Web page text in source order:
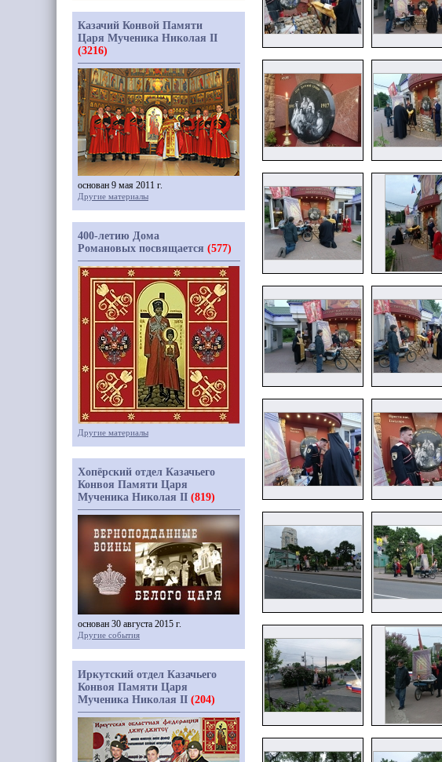
Казачий Конвой Памяти
Царя Мученика Николая II
(3216)
основан 9 мая 2011 г.
Другие материалы
400-летию Дома
Романовых посвящается (577)
Другие материалы
Хопёрский отдел Казачьего
Конвоя Памяти Царя
Мученика Николая II (819)
основан 30 августа 2015 г.
Другие события
Иркутский отдел Казачьего
Конвоя Памяти Царя
Мученика Николая II (204)